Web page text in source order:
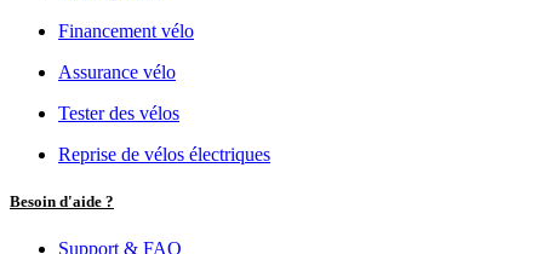
Entretien et réparations
Leasing vélo
Financement vélo
Assurance vélo
Tester des vélos
Reprise de vélos électriques